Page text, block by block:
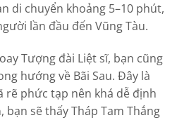
di chuyển khoảng 5–10 phút,
lần đầu đến Vũng Tàu.
Tượng đài Liệt sĩ, bạn cũng
hướng về Bãi Sau. Đây là
phức tạp nên khá dễ định
bạn sẽ thấy Tháp Tam Thắng